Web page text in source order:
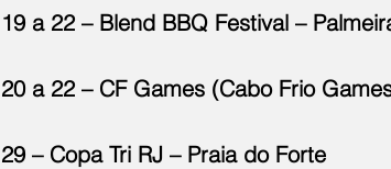
19 a 22 – Blend BBQ Festival –
20 a 22 – CF Games (Cabo Frio
29 – Copa Tri RJ – Praia do Forte